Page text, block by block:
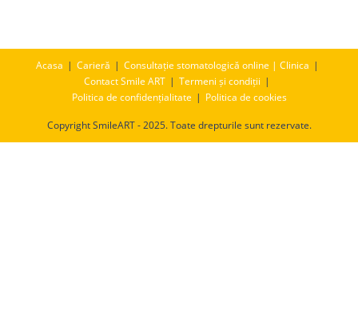
Acasa Carieră
Consultație stomatologică online | Clinica
Contact Smile ART
Termeni și condiții
Politica de confidențialitate
Politica de cookies
Copyright SmileART - 2025. Toate drepturile sunt rezervate.